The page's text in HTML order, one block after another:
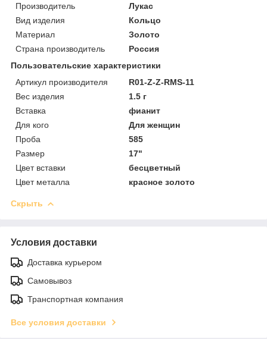
Производитель
Лукас
Вид изделия
Кольцо
Материал
Золото
Страна производитель
Россия
Пользовательские характеристики
Артикул производителя
R01-Z-Z-RMS-11
Вес изделия
1.5 г
Вставка
фианит
Для кого
Для женщин
Проба
585
Размер
17"
Цвет вставки
бесцветный
Цвет металла
красное золото
Скрыть
Условия доставки
Доставка курьером
Самовывоз
Транспортная компания
Все условия доставки